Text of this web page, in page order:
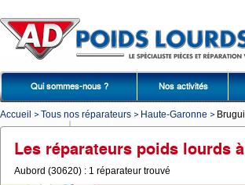
Qui sommes-nous ? Nos activités
Accueil Tous nos réparateurs Haute-Garonne
Les réparateurs poids lourds
Aubord (30620) : 1 réparateur trouvé